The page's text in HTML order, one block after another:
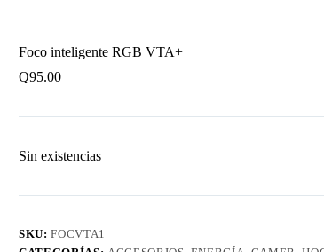
Foco inteligente RGB VTA+
Q95.00
Sin existencias
SKU:FOCVTA1